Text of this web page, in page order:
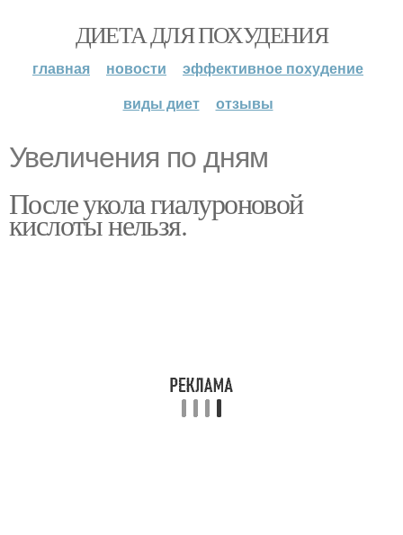
ДИЕТА ДЛЯ ПОХУДЕНИЯ
главная новости
эффективное похудение
виды диет
отзывы
Увеличения по дням
После укола гиалуроновой
кислоты нельзя.